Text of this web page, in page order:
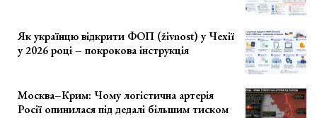
Як українцю відкрити ФОП (živnost) у Чехії
у 2026 році – покрокова інструкція
Москва–Крим: Чому логістична артерія
Росії опинилася під дедалі більшим тиском